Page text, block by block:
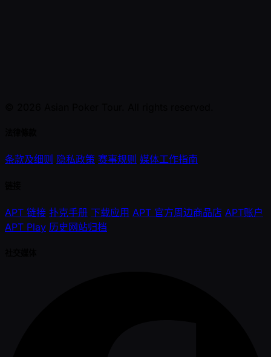
条款及细则 隐私政策 赛事规则 媒体工作指南
APT 链接 扑克手册 下载应用 APT 官方周边商品店 APT账户
APT Play 历史网站归档